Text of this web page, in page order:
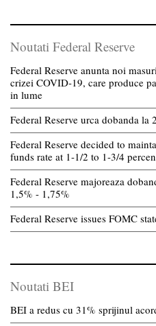
Noutati Federal Reserve
Federal Reserve anunta noi
crizei COVID-19, care produce
in lume
Federal Reserve urca dobanda la
Federal Reserve decided to
funds rate at 1-1/2 to 1-3/4
Federal Reserve majoreaza
1,5% - 1,75%
Federal Reserve issues FOMC
Noutati BEI
BEI a redus cu 31% sprijinul